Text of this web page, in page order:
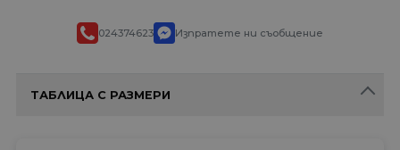
024374623 Изпратете ни съобщение
ТАБЛИЦА С РАЗМЕРИ